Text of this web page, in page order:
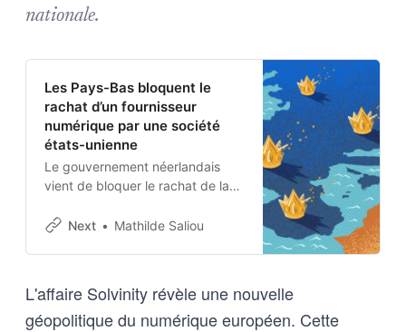
nationale.
Les Pays-Bas bloquent le
rachat d’un fournisseur
numérique par une société
états-unienne
Le gouvernement néerlandais
vient de bloquer le rachat de la
l’acteur états-unien Kyndryl. En
Next Mathilde Saliou
L'affaire Solvinity révèle une nouvelle
géopolitique du numérique européen. Cette